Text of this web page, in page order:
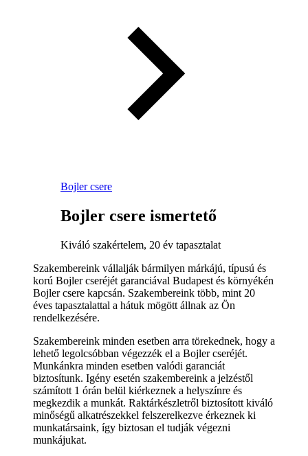
Bojler csere
Bojler csere ismertető
Kiváló szakértelem, 20 év tapasztalat
Szakembereink vállalják bármilyen márkájú, típusú és
korú Bojler cseréjét garanciával Budapest és környékén
Bojler csere kapcsán. Szakembereink több, mint 20
éves tapasztalattal a hátuk mögött állnak az Ön
rendelkezésére.
Szakembereink minden esetben arra törekednek, hogy a
lehető legolcsóbban végezzék el a Bojler cseréjét.
Munkánkra minden esetben valódi garanciát
biztosítunk. Igény esetén szakembereink a jelzéstől
számított 1 órán belül kiérkeznek a helyszínre és
megkezdik a munkát. Raktárkészletről biztosított kiváló
minőségű alkatrészekkel felszerelkezve érkeznek ki
munkatársaink, így biztosan el tudják végezni
munkájukat.